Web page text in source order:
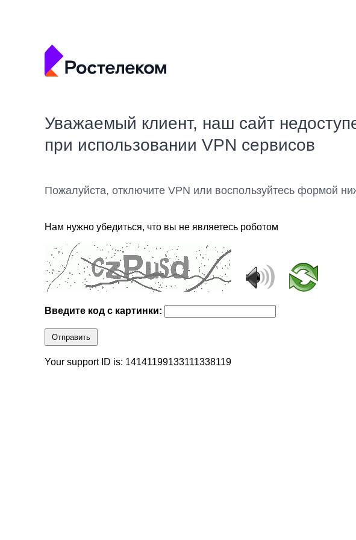
Уважаемый клиент, наш сайт
при использовании VPN сервисов
Пожалуйста, отключите VPN или воспользуйтесь формой
Нам нужно убедиться, что вы не являетесь роботом
Введите код с картинки:
Отправить
Your support ID is: 14141199133111338119